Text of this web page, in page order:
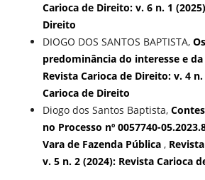
Carioca de Direito: v. 6 n. 1
Direito
DIOGO DOS SANTOS BAPTISTA,
predominância do interesse e
Revista Carioca de Direito: v. 4
Carioca de Direito
Diogo dos Santos Baptista,
no Processo nº 0057740-
Vara de Fazenda Pública ,
v. 5 n. 2 (2024): Revista Carioca